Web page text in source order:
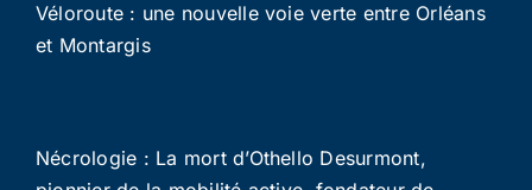
Véloroute : une nouvelle voie verte entre Orléans
et Montargis
Nécrologie : La mort d’Othello Desurmont,